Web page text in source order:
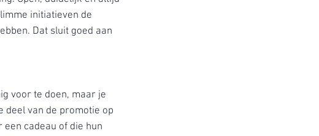
initiatieven de
Dat sluit goed aan
voor te doen, maar je
deel van de promotie op
cadeau of die hun